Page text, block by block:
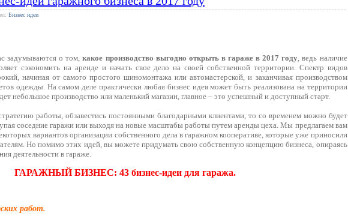
Бизнес идеи
задумываются о том,какое производство выгодно открыть в гараже в 2017 году, ведь наличие
сэкономить на аренде и начать свое дело на своей собственной территории. Спектр видов
начиная от самого простого шиномонтажа или автомастерской, и заканчивая производством
одежды. На самом деле практически любая бизнес идея может быть реализована на территории
небольшое производство или маленький магазин, главное – это успешный и доступный старт.
работы, обзавестись постоянными благодарными клиентами, то со временем можно будет
соседние гаражи или выходя на новые масштабы работы путем аренды цеха. Мы предлагаем вам
вариантов организации собственного дела в гаражном кооперативе, которые уже приносили
Но помимо этих идей, вы можете придумать свою собственную концепцию бизнеса, опираясь
деятельности в гараже.
ГАРАЖНЫЙ БИЗНЕС: 43 бизнес-идеи для гаража.
работ.